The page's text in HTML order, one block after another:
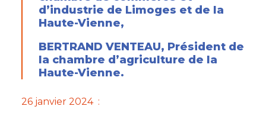
d’industrie de Limoges et de la
Haute-Vienne,
BERTRAND VENTEAU, Président de
la chambre d’agriculture de la
Haute-Vienne.
26 janvier 2024 :